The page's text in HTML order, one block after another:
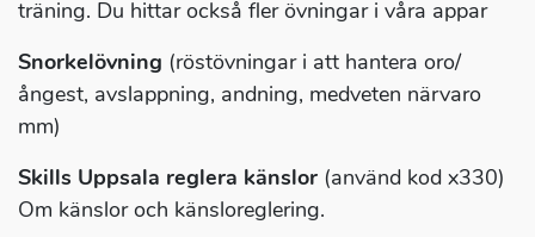
träning. Du hittar också fler övningar i våra appar
Snorkelövning (röstövningar i att hantera oro/
ångest, avslappning, andning, medveten närvaro
mm)
Skills Uppsala reglera känslor (använd kod x330)
Om känslor och känsloreglering.